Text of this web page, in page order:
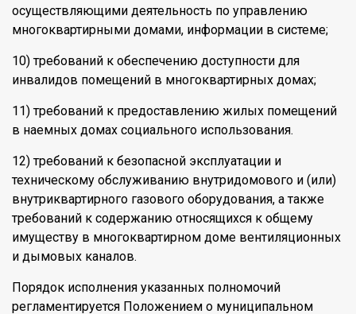
осуществляющими деятельность по управлению
многоквартирными домами, информации в системе;
10) требований к обеспечению доступности для
инвалидов помещений в многоквартирных домах;
11) требований к предоставлению жилых помещений
в наемных домах социального использования.
12) требований к безопасной эксплуатации и
техническому обслуживанию внутридомового и (или)
внутриквартирного газового оборудования, а также
требований к содержанию относящихся к общему
имуществу в многоквартирном доме вентиляционных
и дымовых каналов.
Порядок исполнения указанных полномочий
регламентируется Положением о муниципальном